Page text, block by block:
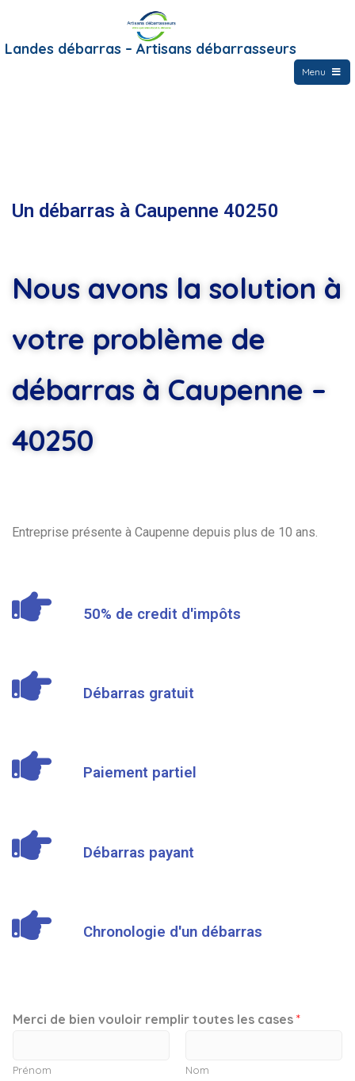
Landes débarras – Artisans débarrasseurs
Menu
Un débarras à Caupenne 40250
Nous avons la solution à
votre problème de
débarras à Caupenne –
40250
Entreprise présente à Caupenne depuis plus de 10 ans.
50% de credit d'impôts
Débarras gratuit
Paiement partiel
Débarras payant
Chronologie d'un débarras
Merci de bien vouloir remplir toutes les cases *
Prénom Nom